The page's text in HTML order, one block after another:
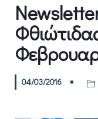
04/03/2016